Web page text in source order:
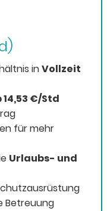
inVollzeit
14,53 €/Std
für mehr
Urlaubs- und
Betreuung